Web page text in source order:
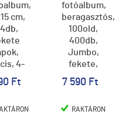
cm,
4-
Batzi
Ft
fotóalbum,
beragasztós,
100old,
400db,
Jumbo,
fekete,
levélmintás
7 590 Ft
RAKTÁRON